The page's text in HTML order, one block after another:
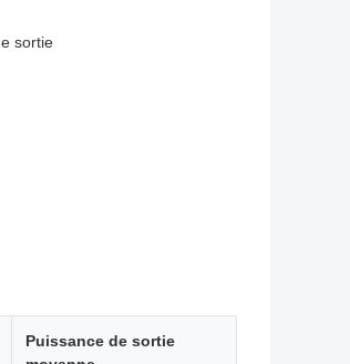
sortie
Puissance de sortie